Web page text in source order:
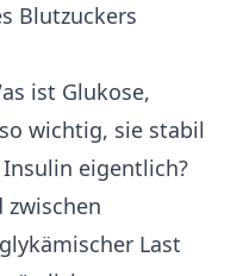
Blutzuckers
ist Glukose,
wichtig, sie stabil
eigentlich?
zwischen
Last